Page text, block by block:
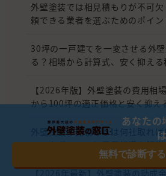
外壁塗装では相見積もりが不可
頼できる業者を選ぶためのポイン
30坪の一戸建てを一変させる外
る？相場から計算式、安く抑え
【2026年版】外壁塗装の費用相
から100坪の適正価格と安く抑え
外壁塗装の見積もりは何社取れば
ェックポイントと費用相場を解説
あなたの
無料で診断する